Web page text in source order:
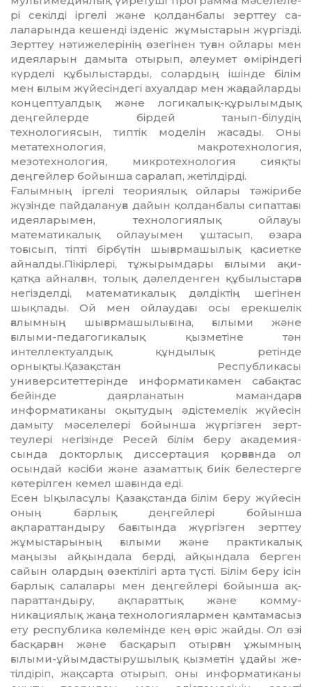
рі­ се­кілді іргелі және қолданбалы зерттеу са­
лаларында кешенді ізденіс жұмыстарын жүргізді.
Зерттеу нәтижелерінің өзегінен туған ойлары мен
идеяларын дамыта отырып, әлеумет өміріндегі
күрделі құбы­лыс­тарды, солардың ішінде білім
мен ғы­лым жүйесіндегі ахуалдар мен жағдай­лар­ды
концептуалдық және логикалық-құры­лымдық
деңгейлерде бірдей танып-білу­дің
технологиясын, типтік моделін жа­сады. Оны
метатехнология, макротехно­логия,
мезотехнология, микротехнология сияқты
деңгейлер бойынша саралап, же­тілдірді.
Ғалымның іргелі теориялық ойлары тә­жірибе
жүзінде пайдалануға дайын қол­данбалы сипаттағы
идеяларымен, тех­нологиялық ойлауы
математикалық ой­лауымен ұштасып, өзара
тоғысып, тіпті бірбүтін шығармашылық қасиетке
айналды.Пікірлері, тұжырымдары ғылыми ақи­
қатқа айналған, толық дәлелденген құбы­лыс­тарға
негізделді, математикалық дәл­­діктің шегінен
шықпады. Ой мен ойлау­дағы осы ерекшелік
ғалымның шығар­ма­шы­лығына, ғылыми және
ғылыми-педа­гогикалық қызметіне тән
интеллектуалдық құндылық ретінде
орнықты.Қазақстан Рес­публикасы
университеттерінде инфор­матикамен сабақтас
бейінде даярланатын мамандарға
информатиканы оқы­ту­дың әдістемелік жүйесін
дамыту мә­­се­лелері бойынша жүргізген зерт­
теулері негізінде Ресей білім беру ака­демия­
сында докторлық диссертация қор­­­ғағанда ол
осындай кәсіби және аза­мат­тық биік белестерге
көтерілген кемел ша­ғында еді.
Есен Ықыласұлы Қазақстанда білім беру жүйесін
оның барлық деңгейлері бойынша
ақпараттандыру бағытында жүргізген зерттеу
жұмыстарының ғылыми және практикалық
маңызы айқындала берді, айқындала берген
сайын олардың өзектілігі арта түсті. Білім беру ісін
барлық са­лалары мен деңгейлері бойынша ақ­
параттандыру, ақпараттық және ком­му­
никациялық жаңа технологиялармен қамтамасыз
ету республика көлемінде кең өріс жайды. Ол өзі
басқарған және бас­қарып отырған ұжымның
ғылыми-ұйым­дастырушылық қызметін ұдайы же­
тіл­діріп, жақсарта отырып, оны информатиканы